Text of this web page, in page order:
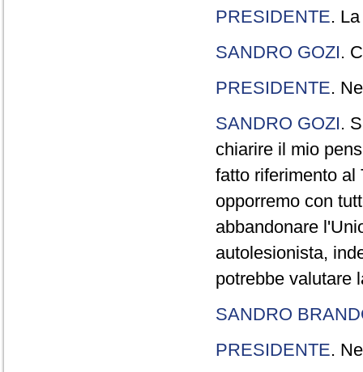
PRESIDENTE.
SANDRO GOZI.
PRESIDENTE.
SANDRO GOZI.
chiarire il mio
fatto riferimento al
opporremo con
abbandonare
autolesionista,
potrebbe valutare
SANDRO
PRESIDENTE.